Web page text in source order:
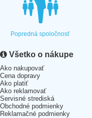
Popredná spoločnosť
Všetko o nákupe
Ako nakupovať
Cena dopravy
Ako platiť
Ako reklamovať
Servisné strediská
Obchodné podmienky
Reklamačné podmienky